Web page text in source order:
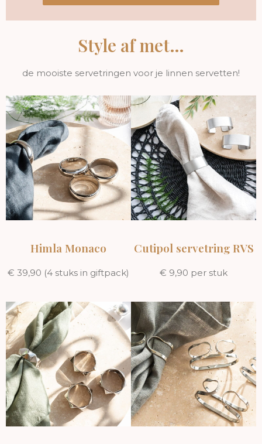
Style af met…
de mooiste servetringen voor je linnen servetten!
Himla Monaco
€ 39,90 (4 stuks in giftpack)
Cutipol servetring RVS
€ 9,90 per stuk